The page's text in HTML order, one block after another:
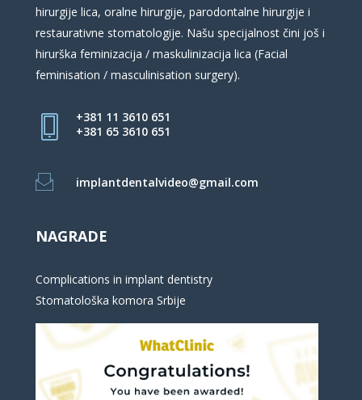
hirurgije lica, oralne hirurgije, parodontalne hirurgije i
restaurativne stomatologije. Našu specijalnost čini još i
hirurška feminizacija / maskulinizacija lica (Facial
feminisation / masculinisation surgery).
+381 11 3610 651
+381 65 3610 651
implantdentalvideo@gmail.com
NAGRADE
Complications in implant dentistry
Stomatološka komora Srbije